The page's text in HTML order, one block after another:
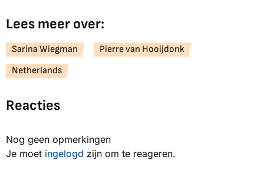
Lees meer over:
Sarina Wiegman
Pierre van Hooijdonk
Netherlands
Reacties
Nog geen opmerkingen
Je moet ingelogd zijn om te reageren.